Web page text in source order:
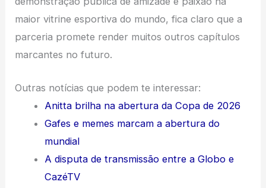
maior vitrine esportiva do mundo, fica claro que a
parceria promete render muitos outros capítulos
marcantes no futuro.
Outras notícias que podem te interessar:
Anitta brilha na abertura da Copa de 2026
Gafes e memes marcam a abertura do
mundial
A disputa de transmissão entre a Globo e
CazéTV